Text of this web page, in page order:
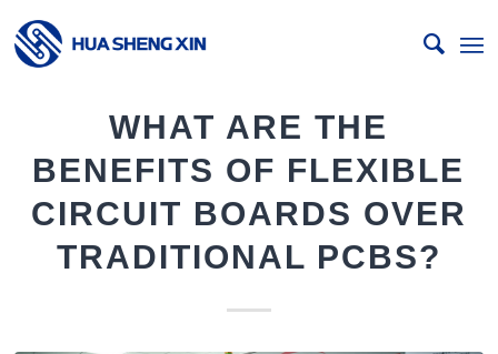
WHAT ARE THE
BENEFITS OF FLEXIBLE
CIRCUIT BOARDS OVER
TRADITIONAL PCBS?